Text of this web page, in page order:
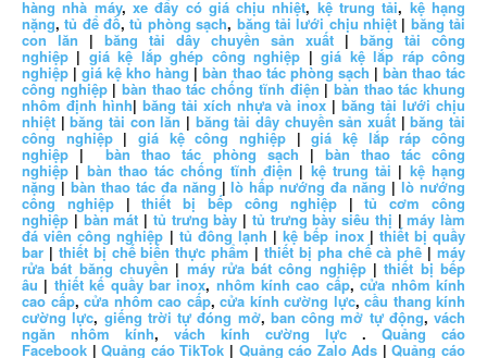
hàng nhà máy, xe đẩy có giá chịu nhiệt, kệ trung tải, kệ hạng
nặng,tủ để đồ,tủ phòng sạch, băng tải lưới chịu nhiệt| băng tải
con lăn | băng tải dây chuyền sản xuất | băng tải công
nghiệp | giá kệ lắp ghép công nghiệp |giá kệ lắp ráp công
nghiệp |giá kệ kho hàng |bàn thao tác phòng sạch | bàn thao tác
công nghiệp|bàn thao tác chống tĩnh điện |bàn thao tác khung
nhôm định hình| băng tải xích nhựa và inox|băng tải lưới chịu
nhiệt |băng tải con lăn | băng tải dây chuyền sản xuất |băng tải
công nghiệp|giá kệ công nghiệp |giá kệ lắp ráp công
nghiệp |bàn thao tác phòng sạch| bàn thao tác công
nghiệp | bàn thao tác chống tĩnh điện | kệ trung tải | kệ hạng
nặng| bàn thao tác đa năng|lò hấp nướng đa năng |lò nướng
công nghiệp|thiết bị bếp công nghiệp|tủ cơm công
nghiệp |bàn mát | tủ trưng bày | tủ trưng bày siêu thị |máy làm
đá viên công nghiệp | tủ đông lạnh |kệ bếp inox| thiết bị quầy
bar | thiết bị chế biến thực phẩm | thiết bị pha chế cà phê| máy
rửa bát băng chuyền | máy rửa bát công nghiệp|thiết bị bếp
âu | thiết kế quầy bar inox, nhôm kính cao cấp,cửa nhôm kính
cao cấp, cửa nhôm cao cấp, cửa kính cường lực, cầu thang kính
cường lực, giếng trời tự đóng mở, ban công mở tự động, vách
ngăn nhôm kính, vách kính cường lực .Quảng cáo
Facebook |Quảng cáo TikTok | Quảng cáo Zalo Ads |Quảng cáo